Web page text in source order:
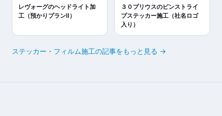
レヴォーグのヘッドライト加
工（預かりプランⅡ）
３０プリウスのピンストライ
プステッカー施工（社名ロゴ
入り）
ステッカー・フィルム施工の記事をもっと見る →